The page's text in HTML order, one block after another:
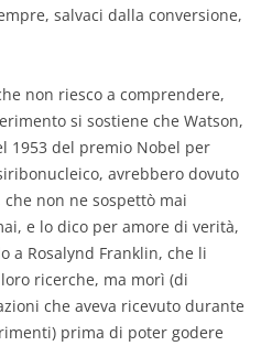
salvaci dalla conversione,
non riesco a comprendere,
si sostiene che Watson,
1953 del premio Nobel per
avrebbero dovuto
non ne sospettò mai
e lo dico per amore di verità,
a Rosalynd Franklin, che li
ricerche, ma morì (di
che aveva ricevuto durante
prima di poter godere